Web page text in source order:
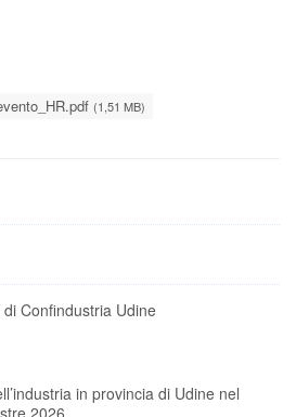
(1,51 MB)
Confindustria Udine
in provincia di Udine nel
2026